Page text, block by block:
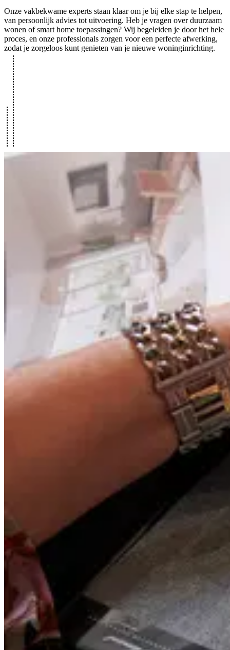
Onze vakbekwame experts staan klaar om je bij elke stap te helpen,
van persoonlijk advies tot uitvoering. Heb je vragen over duurzaam
wonen of smart home toepassingen? Wij begeleiden je door het hele
proces, en onze professionals zorgen voor een perfecte afwerking,
zodat je zorgeloos kunt genieten van je nieuwe woninginrichting.